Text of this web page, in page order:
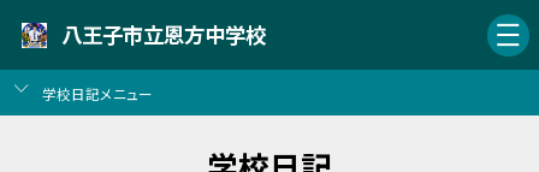
八王子市立恩方中学校
学校日記メニュー